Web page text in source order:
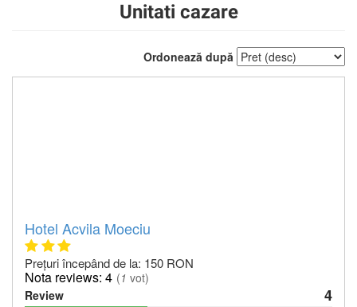
Unitati cazare
Ordonează după
Hotel Acvila Moeciu
Prețuri începând de la: 150 RON
4 (1 vot)
Review
4